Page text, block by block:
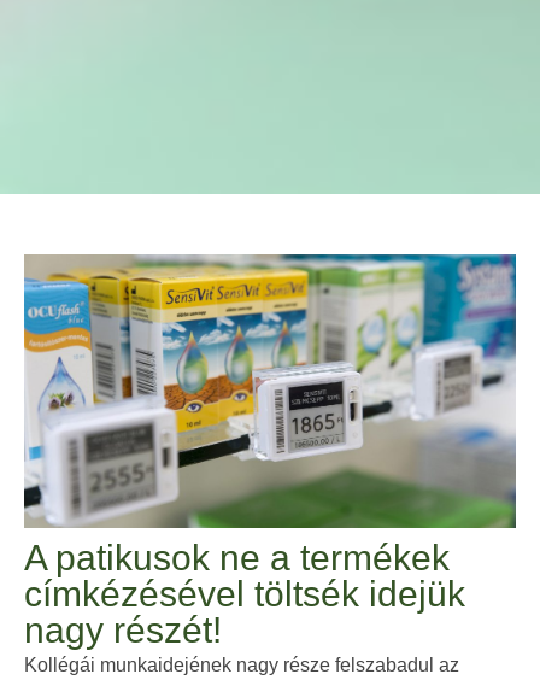
A patikusok ne a termékek
címkézésével töltsék idejük
nagy részét!
Kollégái munkaidejének nagy része felszabadul az